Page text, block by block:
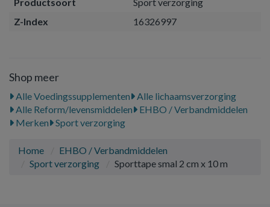
Z-Index
16326997
Shop meer
Alle Voedingssupplementen
Alle lichaamsverzorging
Alle Reform/levensmiddelen
EHBO / Verbandmiddelen
Merken
Sport verzorging
Home
EHBO / Verbandmiddelen
Sport verzorging
Sporttape smal 2 cm x 10 m